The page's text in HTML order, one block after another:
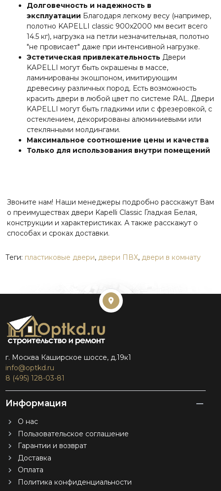
Долговечность и надежность в
эксплуатации Благодаря легкому весу (например,
полотно KAPELLI classic 900х2000 мм весит всего
14.5 кг), нагрузка на петли незначительная, полотно
"не провисает" даже при интенсивной нагрузке.
Эстетическая привлекательность Двери
KAPELLI могут быть окрашены в массе,
ламинированы экошпоном, имитирующим
древесину различных пород. Есть возможность
красить двери в любой цвет по системе RAL. Двери
KAPELLI могут быть гладкими или с фрезеровкой, с
остеклением, декорированы алюминиевыми или
стеклянными молдингами.
Максимальное соотношение цены и качества
Только для использования внутри помещений
Звоните нам! Наши менеджеры подробно расскажут Вам
о преимуществах двери Kapelli Classic Гладкая Белая,
конструкции и характеристиках. А также расскажут о
способах и сроках доставки.
Теги: пластиковые двери, двери ПВХ, двери в комнату
г. Москва Каширское шоссе, д.19к1
info@optkd.ru
8 (495) 128-03-81
Информация
О нас
Пользовательское соглашение
Гарантии и возврат
Доставка
Оплата
Политика конфиденциальности